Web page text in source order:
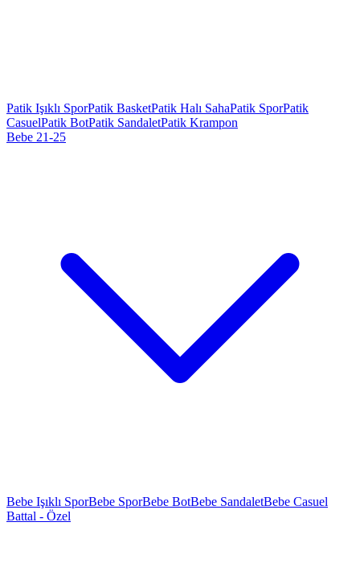
Patik Işıklı SporPatik BasketPatik Halı SahaPatik SporPatik
CasuelPatik BotPatik SandaletPatik Krampon
Bebe 21-25
Bebe Işıklı SporBebe SporBebe BotBebe SandaletBebe Casuel
Battal - Özel